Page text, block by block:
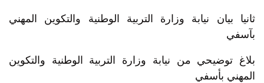
ثانيا بيان نيابة وزارة التربية الوطنية والتكوين المهني
بآسفي
بلاغ توضيحي من نيابة وزارة التربية الوطنية والتكوين
المهني بأسفي